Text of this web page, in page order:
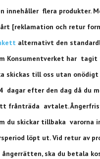
innehåller flera produkter.
[reklamation och retur
alternativt den
Konsumentverket har tagit
skickas till oss utan
dagar efter den dag då du
frånträda avtalet.
du skickar tillbaka varorna
löpt ut. Vid retur av
ska du betala